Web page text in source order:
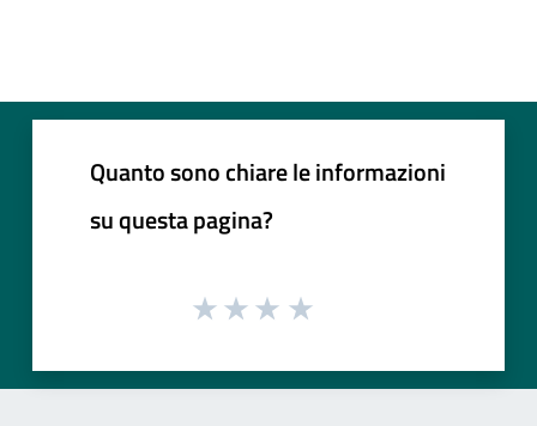
Quanto sono chiare le informazioni
su questa pagina?